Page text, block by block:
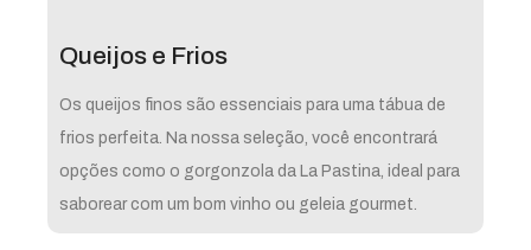
Queijos e Frios
Os queijos finos são essenciais para uma tábua de
frios perfeita. Na nossa seleção, você encontrará
opções como o gorgonzola da La Pastina, ideal para
saborear com um bom vinho ou geleia gourmet.